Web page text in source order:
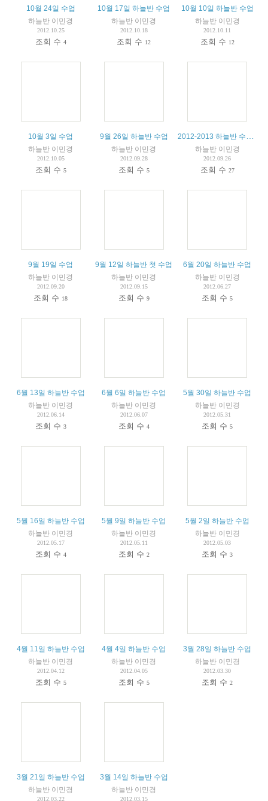
10월 24일 수업
하늘반 이민경
2012.10.25
조회 수 4
10월 17일 하늘반 수업
하늘반 이민경
2012.10.18
조회 수 12
10월 10일 하늘반 수업
하늘반 이민경
2012.10.11
조회 수 12
10월 3일 수업
하늘반 이민경
2012.10.05
조회 수 5
9월 26일 하늘반 수업
하늘반 이민경
2012.09.28
조회 수 5
하늘반 이민경
2012.09.26
조회 수 27
9월 19일 수업
하늘반 이민경
2012.09.20
조회 수 18
9월 12일 하늘반 첫 수업
하늘반 이민경
2012.09.15
조회 수 9
6월 20일 하늘반 수업
하늘반 이민경
2012.06.27
조회 수5
6월 13일 하늘반 수업
하늘반 이민경
2012.06.14
조회 수 3
6월 6일 하늘반 수업
하늘반 이민경
2012.06.07
조회 수 4
5월 30일 하늘반 수업
하늘반 이민경
2012.05.31
조회 수5
5월 16일 하늘반 수업
하늘반 이민경
2012.05.17
조회 수 4
5월 9일 하늘반 수업
하늘반 이민경
2012.05.11
조회 수 2
5월 2일 하늘반 수업
하늘반 이민경
2012.05.03
조회 수3
4월 11일 하늘반 수업
하늘반 이민경
2012.04.12
조회 수 5
4월 4일 하늘반 수업
하늘반 이민경
2012.04.05
조회 수 5
3월 28일 하늘반 수업
하늘반 이민경
2012.03.30
조회 수2
3월 21일 하늘반 수업
하늘반 이민경
2012.03.22
3월 14일 하늘반 수업
하늘반 이민경
2012.03.15